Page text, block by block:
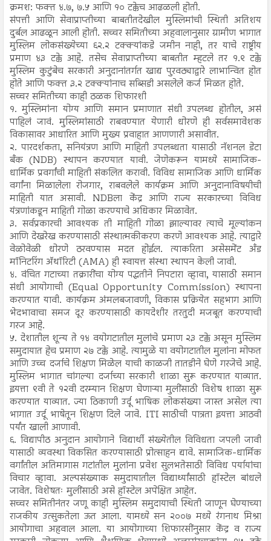
क्रमश: फक्त ४.७, ७.५ आणि १० टक्केच आढळली होती.
संपत्ती आणि सेवाप्राप्तीच्या बाबतीतदेखील मुस्लिमांची स्थिती अतिशय
दुर्बल आढळून आली होती. सच्चर समितीच्या अहवालानुसार ग्रामीण भागात
मुस्लिम लोकसंख्येच्या ६२.२ टक्क्यांकडे जमीन नाही, तर याचे राष्ट्रीय
प्रमाण ४३ टक्के आहे. तसेच सेवाप्राप्तीच्या बाबतीत म्हटले तर १.९ टक्के
मुस्लिम कुटुंबेच सरकारी अनुदानांतर्गत खाद्य पुरवठ्याद्वारे लाभान्वित होत
होते आणि फक्त ३.२ टक्क्यांनाच सब्सिडी असलेले कर्ज मिळत होते.
सच्चर समितीच्या काही ठळक शिफारशी
१. मुस्लिमांना योग्य आणि समान प्रमाणात संधी उपलब्ध होतील, असं
पाहिलं जावं. मुस्लिमांसाठी राबवण्यात येणारी धोरणे ही सर्वसमावेशक
विकासावर आधारित आणि मुख्य प्रवाहात आणणारी असावीत.
२. पारदर्शकता, सनियंत्रण आणि माहिती उपलब्धता यासाठी नॅशनल डेटा
बँक (NDB) स्थापन करण्यात यावी. जेणेकरून यामध्ये सामाजिक-
धार्मिक प्रवर्गांची माहिती संकलित करावी. विविध सामाजिक आणि धार्मिक
वर्गांना मिळालेला रोजगार, राबवलेले कार्यक्रम आणि अनुदानाविषयीची
माहिती यात असावी. NDBला केंद्र आणि राज्य सरकारच्या विविध
यंत्रणांकडून माहिती गोळा करण्याचे अधिकार मिळावेत.
३. सर्वप्रकारची आवश्यक ती माहिती गोळा झाल्यावर त्याचे मूल्यांकन
आणि देखरेख करण्यासाठी संस्थात्मकीकरण करणे आवश्यक आहे. त्याद्वारे
वेळोवेळी धोरणे ठरवण्यास मदत होईल. त्याकरिता असेसमेंट अँड
मॉनिटरिंग अ‍ॅथॉरिटी (AMA) ही स्वायत्त संस्था स्थापन केली जावी.
४. वंचित गटाच्या तक्रारींचा योग्य पद्धतीने निपटारा व्हावा, यासाठी समान
संधी आयोगाची (Equal Opportunity Commission) स्थापना
करण्यात यावी. कार्यक्रम अंमलबजावणी, विकास प्रक्रियेत सहभाग आणि
भेदभावाचा समज दूर करण्यासाठी कायदेशीर तरतुदी मजबूत करण्याची
गरज आहे.
५. देशातील शून्य ते १४ वयोगटातील मुलांचे प्रमाण २३ टक्के असून मुस्लिम
समुदायात हेच प्रमाण २७ टक्के आहे. त्यामुळे या वयोगटातील मुलांना मोफत
आणि उच्च दर्जाचे शिक्षण मिळेल याची काळजी तातडीने घेणे गरजेचे आहे.
मुस्लिम भागात चांगल्या दर्जाच्या सरकारी शाळा सुरू करण्यात याव्यात.
इयत्ता ९वी ते १२वी दरम्यान शिक्षण घेणाऱ्या मुलींसाठी विशेष शाळा सुरू
करण्यात याव्यात. ज्या ठिकाणी उर्दू भाषिक लोकसंख्या जास्त असेल त्या
भागात उर्दू भाषेतून शिक्षण दिले जावे. ITI साठीची पात्रता इयत्ता आठवी
पर्यंत खाली आणावी.
६. विद्यापीठ अनुदान आयोगाने विद्यार्थी संख्येतील विविधता जपली जावी
यासाठी व्यवस्था विकसित करण्यासाठी प्रोत्साहन द्यावे. सामाजिक-धार्मिक
वर्गांतील अतिमागास गटांतील मुलांना प्रवेश सुलभतेसाठी विविध पर्यायांचा
विचार व्हावा. अल्पसंख्याक समुदायातील विद्यार्थ्यांसाठी हॉस्टेल बांधले
जावेत. विशेषतः मुलींसाठी असे हॉस्टेल अपेक्षित आहेत.
सच्चर समितीनंतर जणू काही मुस्लिम समुदायाची स्थिती जाणून घेण्याच्या
राजकीय उत्सुकतेला ऊत आला. यामध्ये सन २००७ मध्ये रंगनाथ मिश्रा
आयोगाचा अहवाल आला. या आयोगाच्या शिफारसींनुसार केंद्र व राज्य